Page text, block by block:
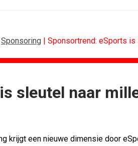
Sponsoring | Sponsortrend: eSports
sleutel naar
krijgt een nieuwe dimensie door
rond...
Horecapartijen